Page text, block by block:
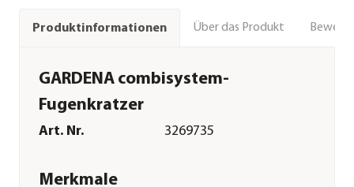
Produktinformationen Über das Produkt
GARDENA combisystem-
Fugenkratzer
Art. Nr. 3269735
Merkmale